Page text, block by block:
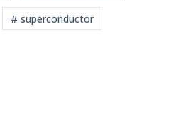
# superconductor